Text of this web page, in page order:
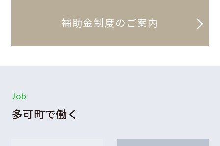
補助金制度のご案内
Job
多可町で働く